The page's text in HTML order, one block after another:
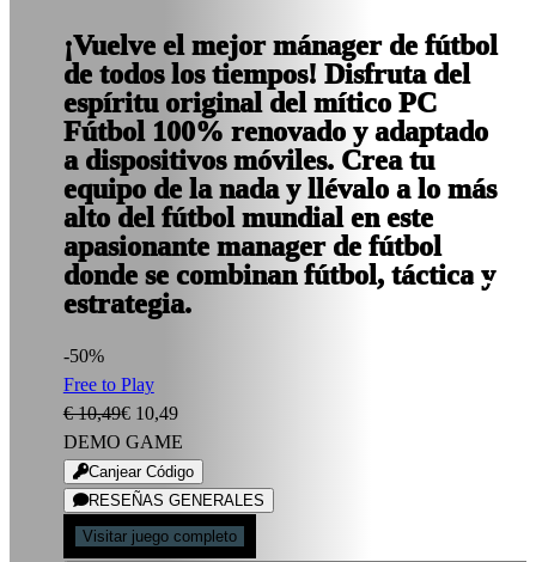
¡Vuelve el mejor mánager de fútbol
de todos los tiempos! Disfruta del
espíritu original del mítico PC
Fútbol 100% renovado y adaptado
a dispositivos móviles. Crea tu
equipo de la nada y llévalo a lo más
alto del fútbol mundial en este
apasionante manager de fútbol
donde se combinan fútbol, táctica y
estrategia.
-50%
Free to Play
€ 10,49€ 10,49
DEMO GAME
Canjear Código
RESEÑAS GENERALES
Visitar juego completo